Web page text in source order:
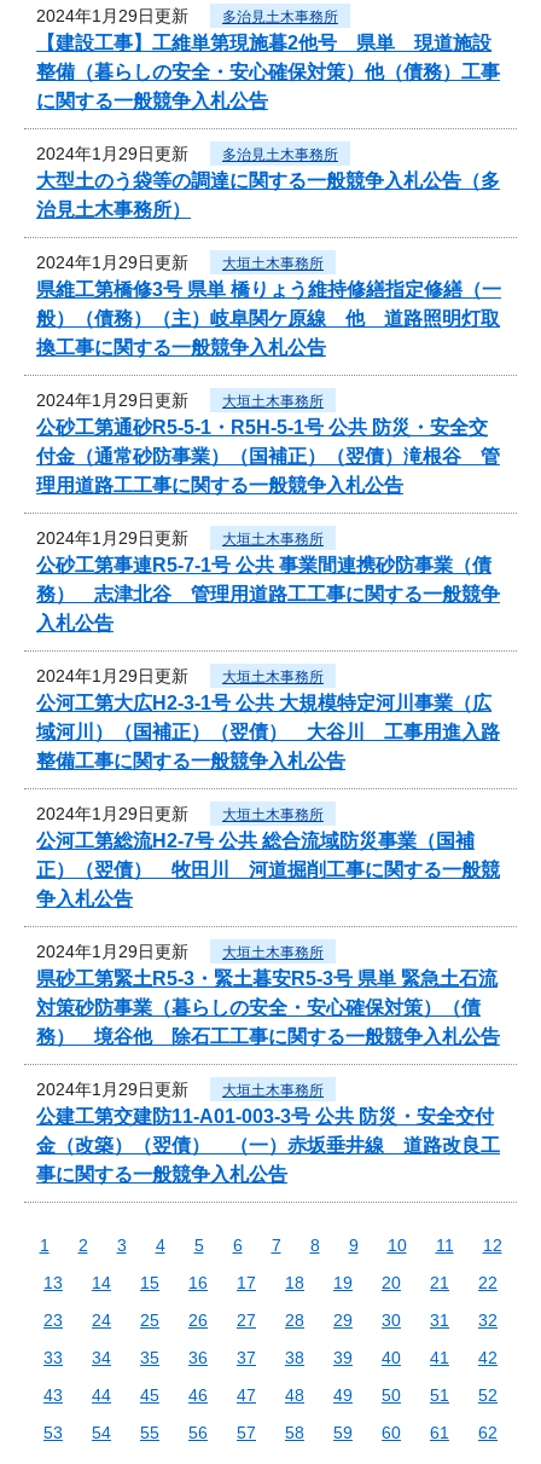
2024年1月29日更新 多治見土木事務所
【建設工事】工維単第現施暮2他号 県単 現道施設
整備（暮らしの安全・安心確保対策）他（債務）工事
に関する一般競争入札公告
2024年1月29日更新 多治見土木事務所
大型土のう袋等の調達に関する一般競争入札公告（多
治見土木事務所）
2024年1月29日更新 大垣土木事務所
県維工第橋修3号 県単 橋りょう維持修繕指定修繕（一
般）（債務）（主）岐阜関ケ原線 他 道路照明灯取
換工事に関する一般競争入札公告
2024年1月29日更新 大垣土木事務所
公砂工第通砂R5-5-1・R5H-5-1号 公共 防災・安全交
付金（通常砂防事業）（国補正）（翌債）滝根谷 管
理用道路工工事に関する一般競争入札公告
2024年1月29日更新 大垣土木事務所
公砂工第事連R5-7-1号 公共 事業間連携砂防事業（債
務） 志津北谷 管理用道路工工事に関する一般競争
入札公告
2024年1月29日更新 大垣土木事務所
公河工第大広H2-3-1号 公共 大規模特定河川事業（広
域河川）（国補正）（翌債） 大谷川 工事用進入路
整備工事に関する一般競争入札公告
2024年1月29日更新 大垣土木事務所
公河工第総流H2-7号 公共 総合流域防災事業（国補
正）（翌債） 牧田川 河道掘削工事に関する一般競
争入札公告
2024年1月29日更新 大垣土木事務所
県砂工第緊土R5-3・緊土暮安R5-3号 県単 緊急土石流
対策砂防事業（暮らしの安全・安心確保対策）（債
務） 境谷他 除石工工事に関する一般競争入札公告
2024年1月29日更新 大垣土木事務所
公建工第交建防11-A01-003-3号 公共 防災・安全交付
金（改築）（翌債） （一）赤坂垂井線 道路改良工
事に関する一般競争入札公告
1 2 3 4 5 6 7 8 9 10 11
12
13
14 15 16 17 18 19 20 21
22
23
24 25 26 27 28 29 30 31
32
33
34 35 36 37 38 39 40 41
42
43
44 45 46 47 48 49 50 51
52
53
54 55 56 57 58 59 60 61
62